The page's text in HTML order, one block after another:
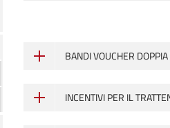
BANDI VOUCHER
INCENTIVI PER IL